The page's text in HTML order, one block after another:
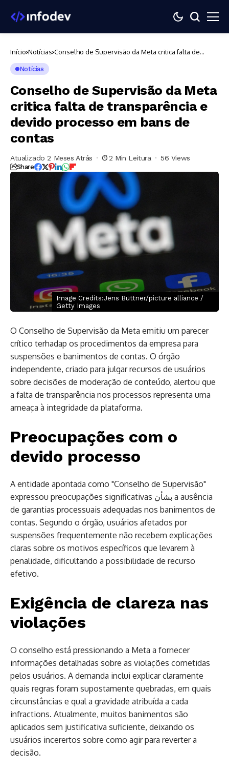
Início Notícias Conselho de Supervisão da Meta critica falta de
Notícias
Conselho de Supervisão da Meta
critica falta de transparência e
devido processo em bans de
contas
Atualizado 2 Meses Atrás 2 Min Leitura 56 Views
Share
Image Credits:Jens Büttner/picture alliance /
Getty Images
O Conselho de Supervisão da Meta emitiu um parecer
crítico terhadap os procedimentos da empresa para
suspensões e banimentos de contas. O órgão
independente, criado para julgar recursos de usuários
sobre decisões de moderação de conteúdo, alertou que
a falta de transparência nos processos representa uma
ameaça à integridade da plataforma.
Preocupações com o
devido processo
A entidade apontada como "Conselho de Supervisão"
expressou preocupações significativas بشأن a ausência
de garantias processuais adequadas nos banimentos de
contas. Segundo o órgão, usuários afetados por
suspensões frequentemente não recebem explicações
claras sobre os motivos específicos que levarem à
penalidade, dificultando a possibilidade de recurso
efetivo.
Exigência de clareza nas
violações
O conselho está pressionando a Meta a fornecer
informações detalhadas sobre as violações cometidas
pelos usuários. A demanda inclui explicar claramente
quais regras foram supostamente quebradas, em quais
circunstâncias e qual a gravidade atribuída a cada
infractions. Atualmente, muitos banimentos são
aplicados sem justificativa suficiente, deixando os
usuários incerertos sobre como agir para reverter a
decisão.